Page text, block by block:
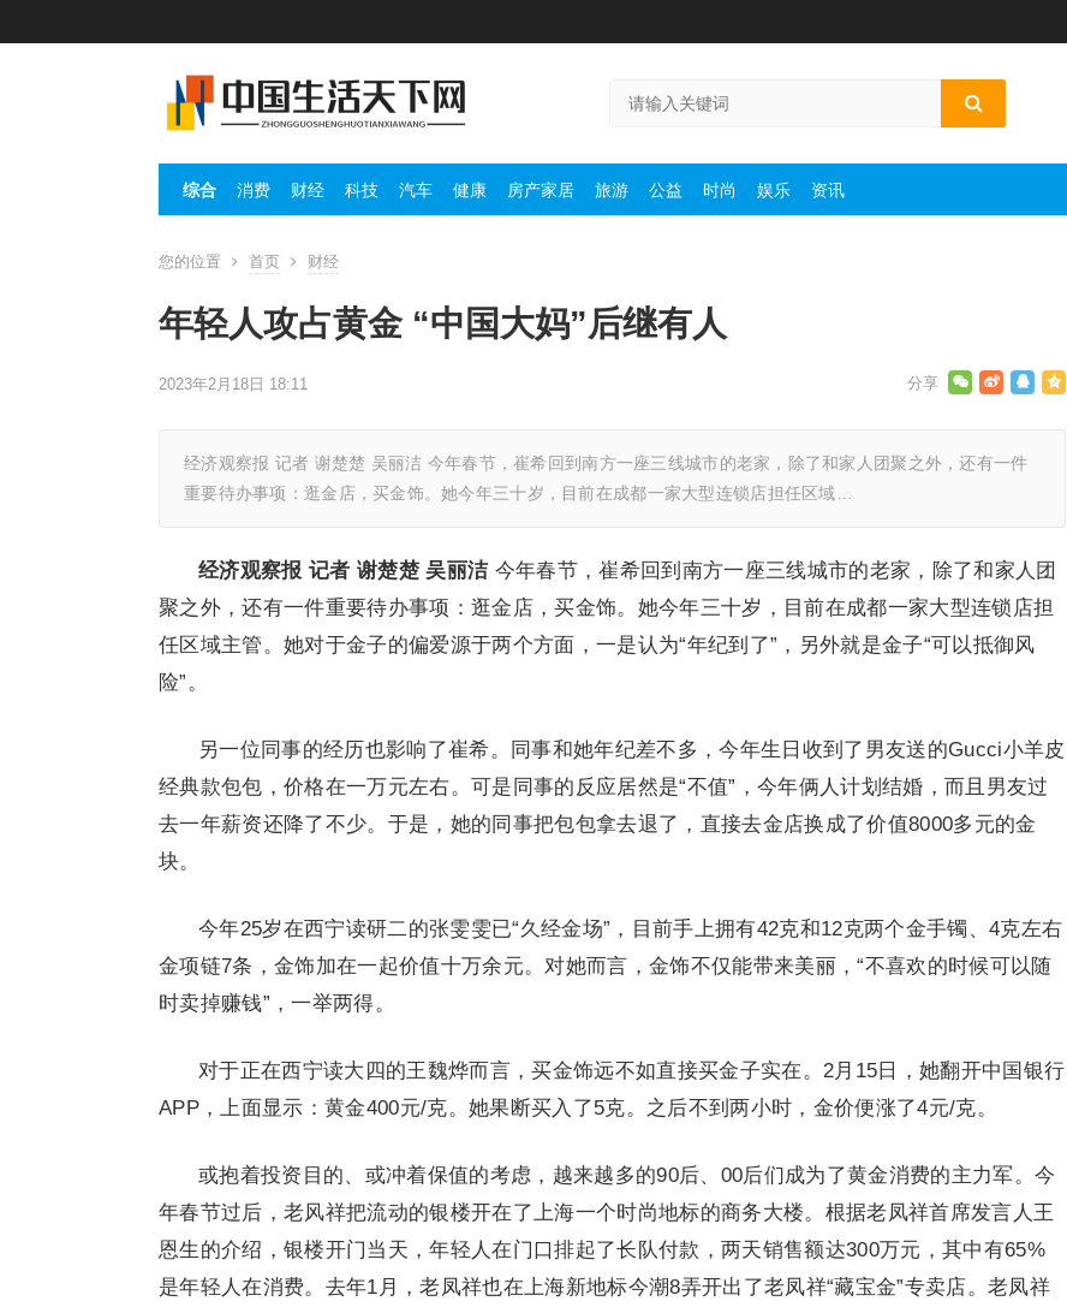
综合 消费 财经 科技 汽车 健康 房产家居 旅游 公益 时尚 娱乐 资讯
您的位置 首页 财经
年轻人攻占黄金 “中国大妈”后继有人
2023年2月18日 18:11
经济观察报 记者 谢楚楚 吴丽洁 今年春节，崔希回到南方一座三线城市的老家，除了和家人团聚之外，还有一件
重要待办事项：逛金店，买金饰。她今年三十岁，目前在成都一家大型连锁店担任区域…
经济观察报 记者 谢楚楚 吴丽洁 今年春节，崔希回到南方一座三线城市的老家，除了和家人团
聚之外，还有一件重要待办事项：逛金店，买金饰。她今年三十岁，目前在成都一家大型连锁店担
任区域主管。她对于金子的偏爱源于两个方面，一是认为“年纪到了”，另外就是金子“可以抵御风
险”。
另一位同事的经历也影响了崔希。同事和她年纪差不多，今年生日收到了男友送的Gucci小羊皮
经典款包包，价格在一万元左右。可是同事的反应居然是“不值”，今年俩人计划结婚，而且男友过
去一年薪资还降了不少。于是，她的同事把包包拿去退了，直接去金店换成了价值8000多元的金
块。
今年25岁在西宁读研二的张雯雯已“久经金场”，目前手上拥有42克和12克两个金手镯、4克左右
金项链7条，金饰加在一起价值十万余元。对她而言，金饰不仅能带来美丽，“不喜欢的时候可以随
时卖掉赚钱”，一举两得。
对于正在西宁读大四的王魏烨而言，买金饰远不如直接买金子实在。2月15日，她翻开中国银行
APP，上面显示：黄金400元/克。她果断买入了5克。之后不到两小时，金价便涨了4元/克。
或抱着投资目的、或冲着保值的考虑，越来越多的90后、00后们成为了黄金消费的主力军。今
年春节过后，老风祥把流动的银楼开在了上海一个时尚地标的商务大楼。根据老凤祥首席发言人王
恩生的介绍，银楼开门当天，年轻人在门口排起了长队付款，两天销售额达300万元，其中有65%
是年轻人在消费。去年1月，老凤祥也在上海新地标今潮8弄开出了老凤祥“藏宝金”专卖店。老凤祥